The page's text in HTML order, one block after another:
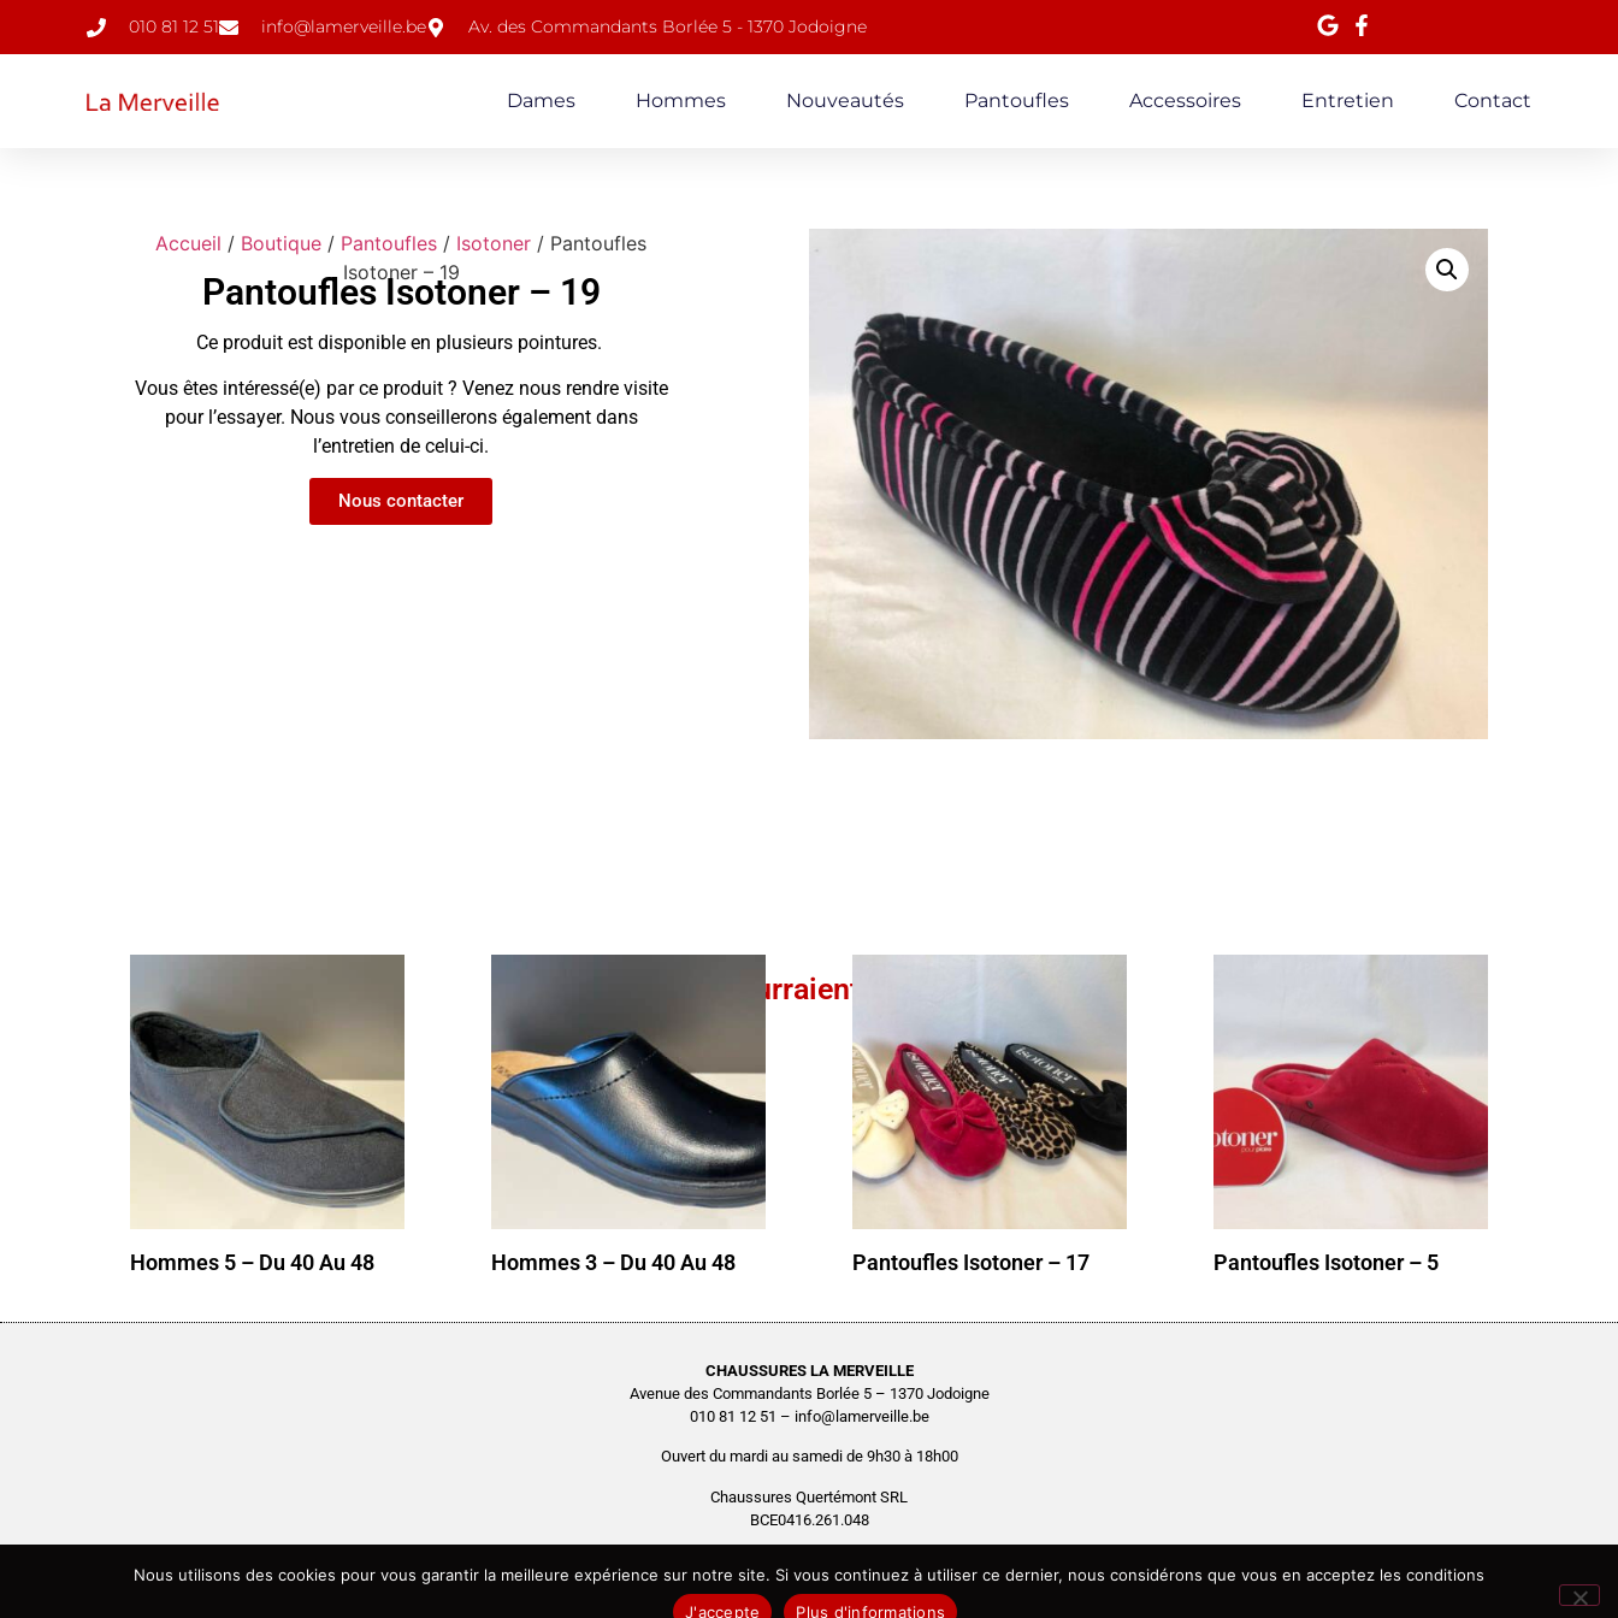
010 81 12 51 info@lamerveille.be Av. des Commandants Borlée 5 - 1370 Jodoigne
Dames Hommes Nouveautés Pantoufles Accessoires Entretien Contact
Accueil / Boutique / Pantoufles / Isotoner / Pantoufles
Isotoner – 19
Pantoufles Isotoner – 19
Ce produit est disponible en plusieurs pointures.
Vous êtes intéressé(e) par ce produit ? Venez nous rendre visite
pour l’essayer. Nous vous conseillerons également dans
l’entretien de celui-ci.
Nous contacter
Ces produits pourraient vous intéresser
Hommes 5 – Du 40 Au 48 Hommes 3 – Du 40 Au 48 Pantoufles Isotoner – 17 Pantoufles Isotoner – 5
CHAUSSURES LA MERVEILLE
Avenue des Commandants Borlée 5 – 1370 Jodoigne
010 81 12 51 – info@lamerveille.be
Ouvert du mardi au samedi de 9h30 à 18h00
Chaussures Quertémont SRL
BCE0416.261.048
Site réalisé parAGENCE2D
Nous utilisons des cookies pour vous garantir la meilleure expérience sur notre site. Si vous continuez à utiliser ce dernier, nous considérons que vous en acceptez les conditions
J'accepte
Plus d'informations